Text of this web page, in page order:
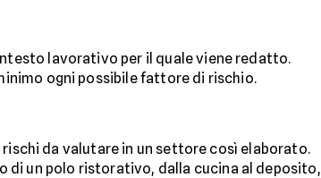
lavorativo per il quale viene redatto.
ogni possibile fattore di rischio.
da valutare in un settore così elaborato.
di un polo ristorativo, dalla cucina al deposito,